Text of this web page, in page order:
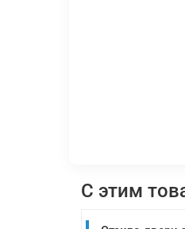
С этим